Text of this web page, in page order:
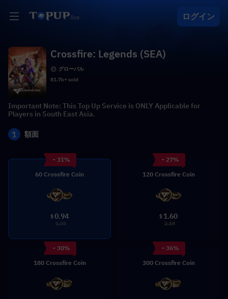
ログイン
Crossfire: Legends (SEA)
グローバル
81.7k+ sold
Important Note: This Top Up Service is ONLY Applicable for
Players in South East Asia.
1 額面
- 31%
60 Crossfire Coin
$0.94
1.35
- 27%
120 Crossfire Coin
$ 1.60
2.19
- 30%
180 Crossfire Coin
- 36%
300 Crossfire Coin